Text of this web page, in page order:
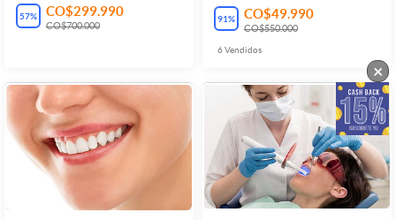
57% CO$299.990
CO$700.000
91% CO$49.990
CO$550.000
6Vendidos
×